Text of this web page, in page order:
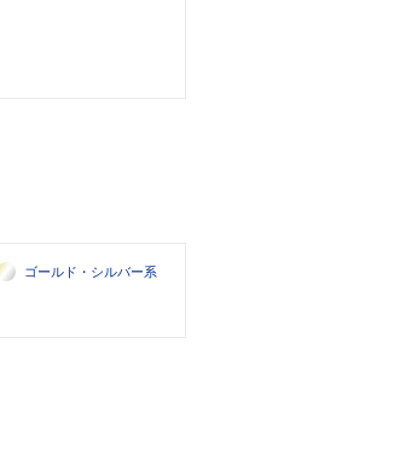
ゴールド・シルバー系